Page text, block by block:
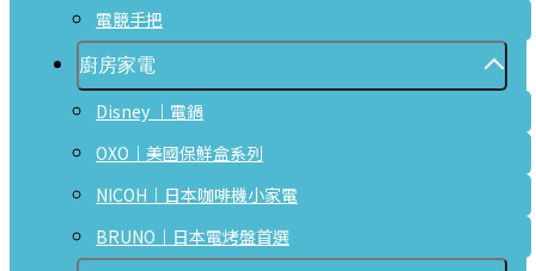
電競手把
廚房家電
Disney ｜電鍋
OXO｜美國保鮮盒系列
NICOH｜日本咖啡機小家電
BRUNO｜日本電烤盤首選